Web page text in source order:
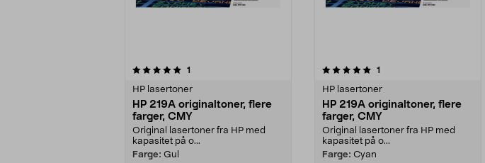
1
HP lasertoner
HP 219A originaltoner, flere
farger, CMY
Original lasertoner fra HP med
kapasitet på o...
Farge: Gul
5.0av 5 stjerner 1
HP lasertoner
HP 219A originaltoner, flere
farger, CMY
Original lasertoner fra HP med
kapasitet på o...
Farge: Cyan